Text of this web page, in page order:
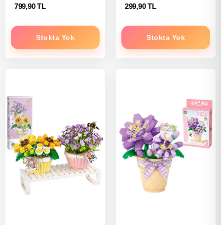
799,90 TL
Stokta Yok
299,90 TL
Stokta Yok